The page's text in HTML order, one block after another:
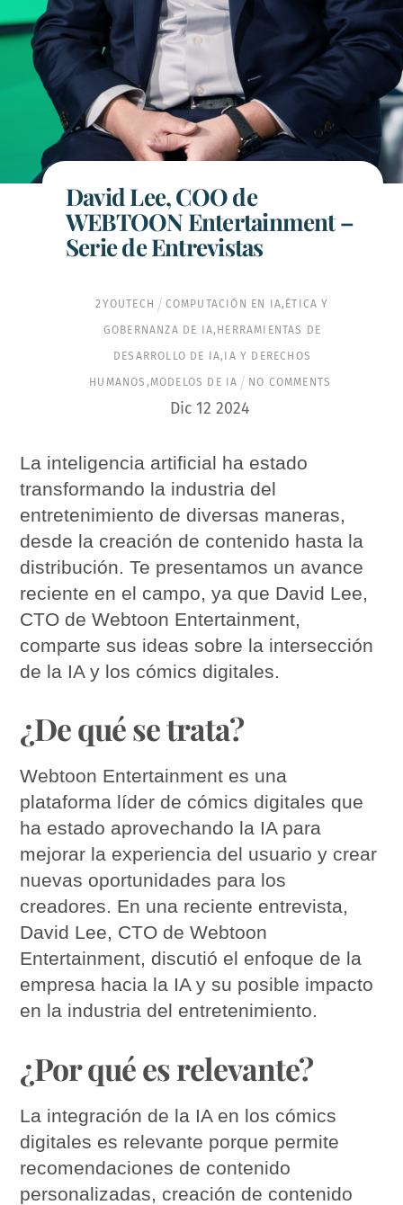
David Lee, COO de
WEBTOON Entertainment –
Serie de Entrevistas
2YOUTECH COMPUTACIÓN EN IA, ÉTICA Y
GOBERNANZA DE IA, HERRAMIENTAS DE
DESARROLLO DE IA, IA Y DERECHOS
HUMANOS , MODELOS DE IA NO COMMENTS
Dic 12 2024
La inteligencia artificial ha estado
transformando la industria del
entretenimiento de diversas maneras,
desde la creación de contenido hasta la
distribución. Te presentamos un avance
reciente en el campo, ya que David Lee,
CTO de Webtoon Entertainment,
comparte sus ideas sobre la intersección
de la IA y los cómics digitales.
¿De qué se trata?
Webtoon Entertainment es una
plataforma líder de cómics digitales que
ha estado aprovechando la IA para
mejorar la experiencia del usuario y crear
nuevas oportunidades para los
creadores. En una reciente entrevista,
David Lee, CTO de Webtoon
Entertainment, discutió el enfoque de la
empresa hacia la IA y su posible impacto
en la industria del entretenimiento.
¿Por qué es relevante?
La integración de la IA en los cómics
digitales es relevante porque permite
recomendaciones de contenido
personalizadas, creación de contenido